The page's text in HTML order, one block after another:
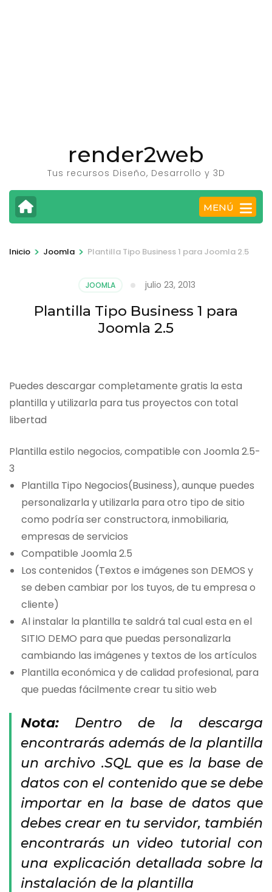
render2web
Tus recursos Diseño, Desarrollo y 3D
MENÚ
Inicio > Joomla > Plantilla Tipo Business 1 para Joomla 2.5
JOOMLA julio 23, 2013
Plantilla Tipo Business 1 para
Joomla 2.5
Puedes descargar completamente gratis la esta
plantilla y utilizarla para tus proyectos con total
libertad
Plantilla estilo negocios, compatible con Joomla 2.5-
3
Plantilla Tipo Negocios(Business), aunque puedes
personalizarla y utilizarla para otro tipo de sitio
como podría ser constructora, inmobiliaria,
empresas de servicios
Compatible Joomla 2.5
Los contenidos (Textos e imágenes son DEMOS y
se deben cambiar por los tuyos, de tu empresa o
cliente)
Al instalar la plantilla te saldrá tal cual esta en el
SITIO DEMO para que puedas personalizarla
cambiando las imágenes y textos de los artículos
Plantilla económica y de calidad profesional, para
que puedas fácilmente crear tu sitio web
Nota: Dentro de la descarga
encontrarás además de la plantilla
un archivo .SQL que es la base de
datos con el contenido que se debe
importar en la base de datos que
debes crear en tu servidor, también
encontrarás un video tutorial con
una explicación detallada sobre la
instalación de la plantilla